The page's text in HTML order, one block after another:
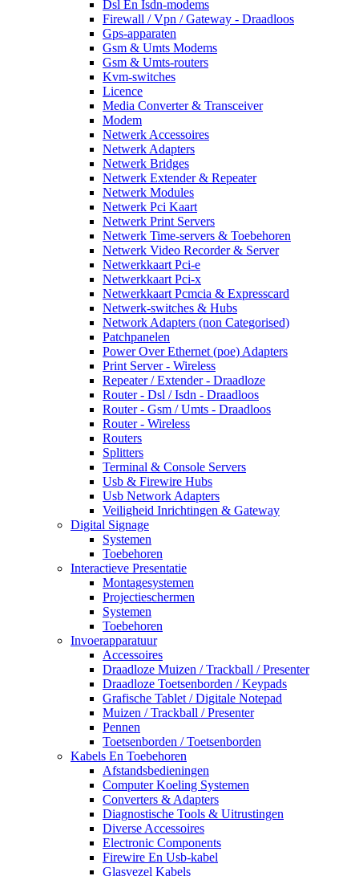
Dsl En Isdn-modems
Firewall / Vpn / Gateway - Draadloos
Gps-apparaten
Gsm & Umts Modems
Gsm & Umts-routers
Kvm-switches
Licence
Media Converter & Transceiver
Modem
Netwerk Accessoires
Netwerk Adapters
Netwerk Bridges
Netwerk Extender & Repeater
Netwerk Modules
Netwerk Pci Kaart
Netwerk Print Servers
Netwerk Time-servers & Toebehoren
Netwerk Video Recorder & Server
Netwerkkaart Pci-e
Netwerkkaart Pci-x
Netwerkkaart Pcmcia & Expresscard
Netwerk-switches & Hubs
Network Adapters (non Categorised)
Patchpanelen
Power Over Ethernet (poe) Adapters
Print Server - Wireless
Repeater / Extender - Draadloze
Router - Dsl / Isdn - Draadloos
Router - Gsm / Umts - Draadloos
Router - Wireless
Routers
Splitters
Terminal & Console Servers
Usb & Firewire Hubs
Usb Network Adapters
Veiligheid Inrichtingen & Gateway
Digital Signage
Systemen
Toebehoren
Interactieve Presentatie
Montagesystemen
Projectieschermen
Systemen
Toebehoren
Invoerapparatuur
Accessoires
Draadloze Muizen / Trackball / Presenter
Draadloze Toetsenborden / Keypads
Grafische Tablet / Digitale Notepad
Muizen / Trackball / Presenter
Pennen
Toetsenborden / Toetsenborden
Kabels En Toebehoren
Afstandsbedieningen
Computer Koeling Systemen
Converters & Adapters
Diagnostische Tools & Uitrustingen
Diverse Accessoires
Electronic Components
Firewire En Usb-kabel
Glasvezel Kabels